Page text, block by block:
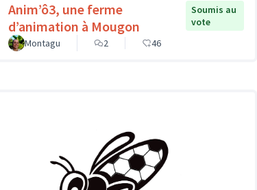
Anim’ô3, une ferme
d’animation à Mougon
Soumis au
vote
Montagu
2 46